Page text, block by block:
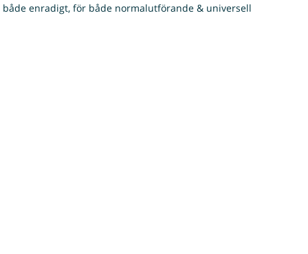
enradigt, för både normalutförande & universell